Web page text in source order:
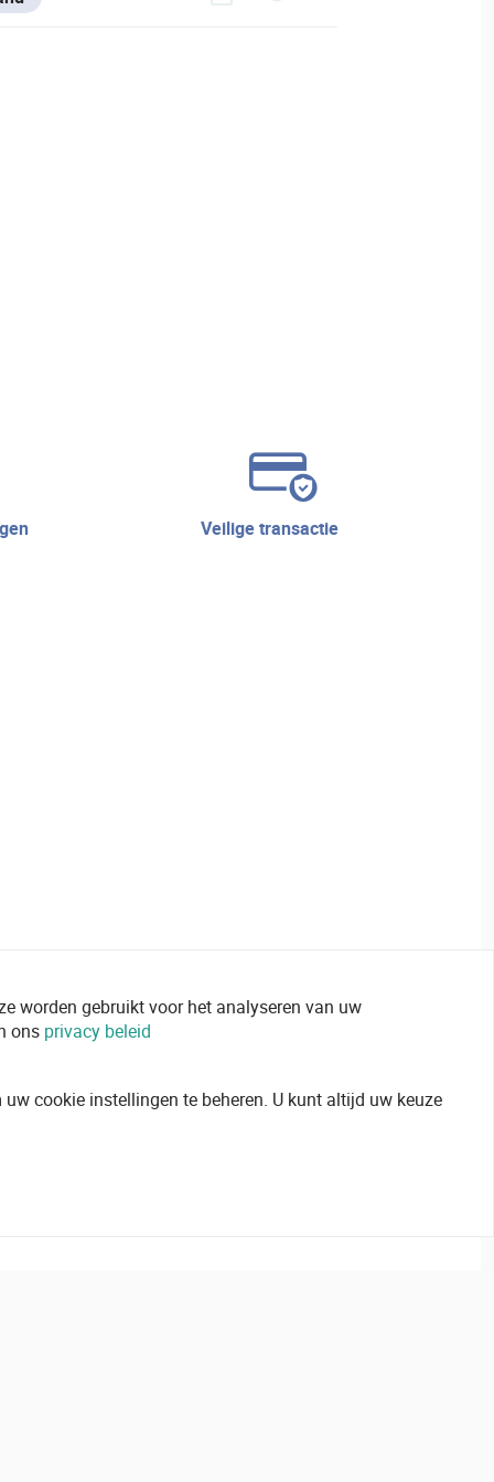
veilige transactie
worden gebruikt voor het analyseren van uw
ons privacy beleid
uw cookie instellingen te beheren. U kunt altijd uw keuze